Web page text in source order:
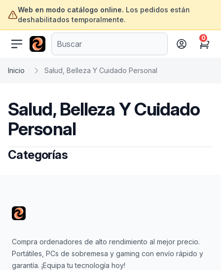
Web en modo catálogo online. Los pedidos están
deshabilitados temporalmente.
ofertasinformatica.com
Cart
0
Inicio Salud, Belleza Y Cuidado Personal
Salud, Belleza Y Cuidado
Personal
Categorías
Compra ordenadores de alto rendimiento al mejor precio.
Portátiles, PCs de sobremesa y gaming con envío rápido y
garantía. ¡Equipa tu tecnología hoy!